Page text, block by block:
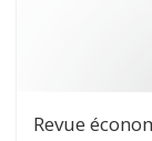
Revue